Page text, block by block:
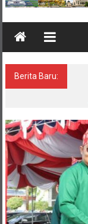
Berita Baru: